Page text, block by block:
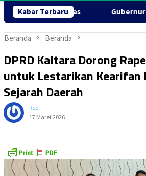
Kabar Terbaru
Prioritas Gubernur
Beranda Beranda
DPRD Kaltara Dorong
untuk Lestarikan Kearifan
Sejarah Daerah
Red
17 Maret 2026